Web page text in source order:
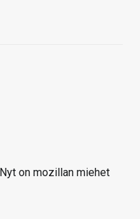
on mozillan miehet